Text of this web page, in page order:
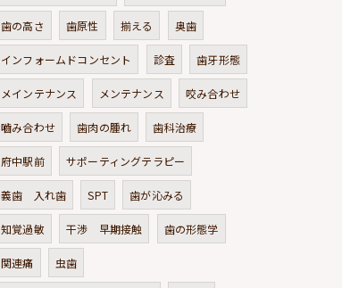
歯の高さ 歯原性 揃える 奥歯
インフォームドコンセント 診査 歯牙形態
メインテナンス メンテナンス 咬み合わせ
嚙み合わせ 歯肉の腫れ 歯科治療
府中駅前 サポーティングテラピー
義歯 入れ歯 SPT 歯が沁みる
知覚過敏 干渉 早期接触 歯の形態学
関連痛 虫歯